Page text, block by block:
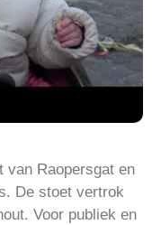
van Raopersgat en
De stoet vertrok
Voor publiek en